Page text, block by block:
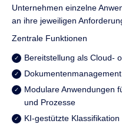
Unternehmen einzelne
an ihre jeweiligen
Zentrale Funktionen
Bereitstellung als Cloud-
Modulare Anwendungen
und Prozesse
KI-gestützte